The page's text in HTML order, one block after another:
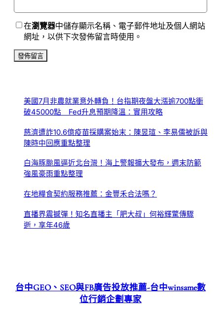
在瀏覽器中儲存顯示名稱、電子郵件地址及個人網站
網址，以供下次發佈留言時使用。
美國7月非農就業意外轉負！台指期夜盤大漲逾700點衝
破45000點 Fed升息預期降溫：實用攻略
慈濟遭詐10.6億疫苗採購案始末：陳昱瑄、李易儒被訴與
陳時中回應重點整理
白海豚颱風逼近北台灣！海上警報擴大發布，週末防範
強風豪雨重點整理
在地糧食契約服務推薦：金豐禾合法嗎？
直播界震撼彈！知名直播主「肥大叔」何裕輝驚傳驟
逝，享年46歲
台中GEO、SEO與FB廣告投放推薦-台中winsame數
位行銷企劃專家